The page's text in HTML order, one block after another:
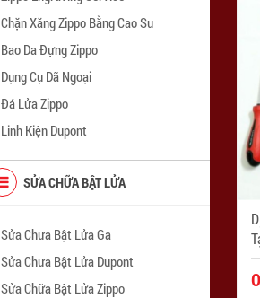
-
0
Chặn Xăng Zippo Bằng Cao Su
Bao Da Đựng Zippo
Dụng Cụ Dã Ngoại
Đá Lửa Zippo
Linh Kiện Dupont
SỬA CHỮA BẬT LỬA
Sửa Chưa Bật Lửa Ga
Sửa Chưa Bật Lửa Dupont
Sửa Chữa Bật Lửa Zippo